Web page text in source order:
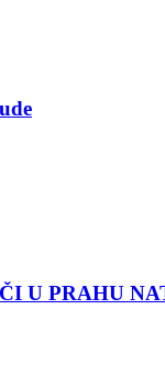
U PRAHU